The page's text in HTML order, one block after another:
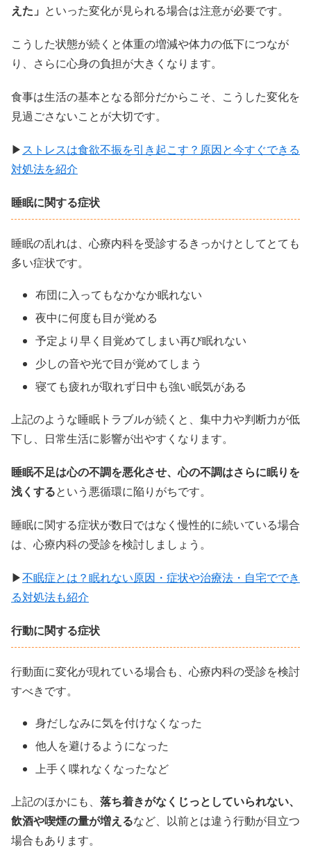
えた」 といった変化が見られる場合は注意が必要です。
こうした状態が続くと体重の増減や体力の低下につなが
り、さらに心身の負担が大きくなります。
食事は生活の基本となる部分だからこそ、こうした変化を
見過ごさないことが大切です。
▶ストレスは食欲不振を引き起こす？原因と今すぐできる
対処法を紹介
睡眠に関する症状
睡眠の乱れは、心療内科を受診するきっかけとしてとても
多い症状です。
布団に入ってもなかなか眠れない
夜中に何度も目が覚める
予定より早く目覚めてしまい再び眠れない
少しの音や光で目が覚めてしまう
寝ても疲れが取れず日中も強い眠気がある
上記のような睡眠トラブルが続くと、集中力や判断力が低
下し、日常生活に影響が出やすくなります。
睡眠不足は心の不調を悪化させ、心の不調はさらに眠りを
浅くするという悪循環に陥りがちです。
睡眠に関する症状が数日ではなく慢性的に続いている場合
は、心療内科の受診を検討しましょう。
▶不眠症とは？眠れない原因・症状や治療法・自宅ででき
る対処法も紹介
行動に関する症状
行動面に変化が現れている場合も、心療内科の受診を検討
すべきです。
身だしなみに気を付けなくなった
他人を避けるようになった
上手く喋れなくなったなど
上記のほかにも、 落ち着きがなくじっとしていられない、
飲酒や喫煙の量が増えるなど、以前とは違う行動が目立つ
場合もあります。